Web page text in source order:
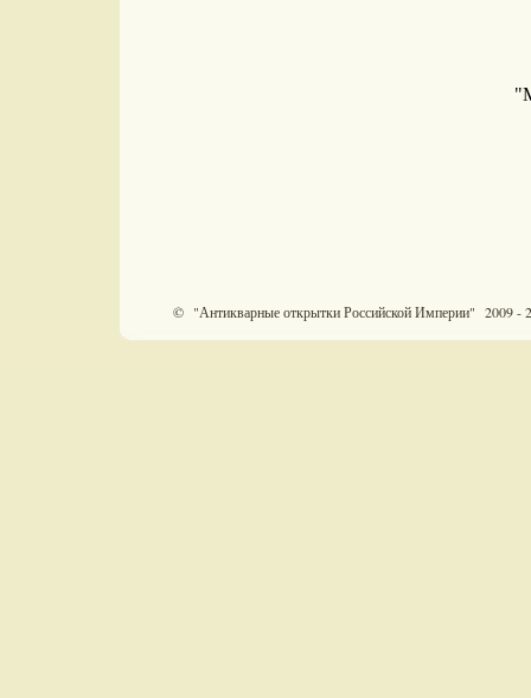
© "Антикварные открытки Российской Империи" 2009 -